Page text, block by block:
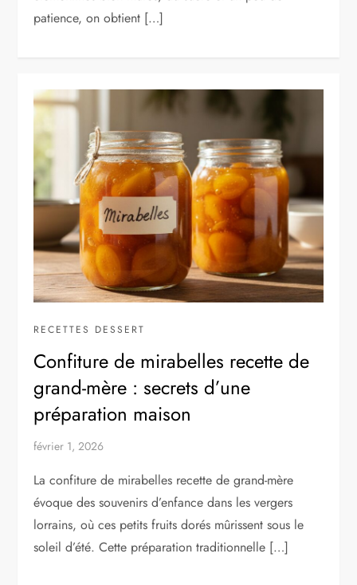
patience, on obtient […]
RECETTES DESSERT
Confiture de mirabelles recette de
grand-mère : secrets d’une
préparation maison
février 1, 2026
La confiture de mirabelles recette de grand-mère
évoque des souvenirs d’enfance dans les vergers
lorrains, où ces petits fruits dorés mûrissent sous le
soleil d’été. Cette préparation traditionnelle […]